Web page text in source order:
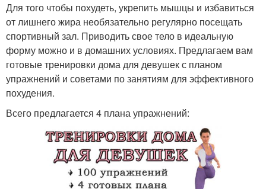
Для того чтобы похудеть, укрепить мышцы и избавиться
от лишнего жира необязательно регулярно посещать
спортивный зал. Приводить свое тело в идеальную
форму можно и в домашних условиях. Предлагаем вам
готовые тренировки дома для девушек с планом
упражнений и советами по занятиям для эффективного
похудения.
Всего предлагается 4 плана упражнений: